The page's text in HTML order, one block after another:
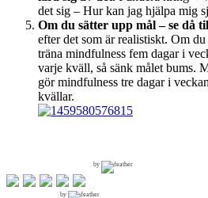
det sig – Hur kan jag hjälpa mig
Om du sätter upp mål – se då
efter det som är realistiskt. Om
träna mindfulness fem dagar i
varje kväll, så sänk målet bums.
gör mindfulness tre dagar i
kvällar.
by
by